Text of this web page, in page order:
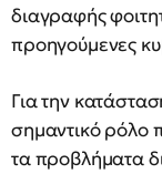
διαγραφής
προηγούμενες
Για την
σημαντικό ρόλο
τα προβλήματα